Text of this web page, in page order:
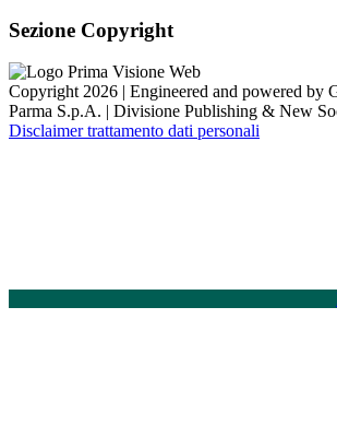
Sezione Copyright
Copyright 2026 | Engineered and powered by
Parma S.p.A. | Divisione Publishing & New
Disclaimer trattamento dati personali